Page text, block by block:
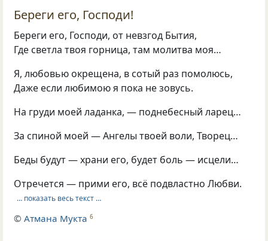
Береги его, Господи!
Береги его, Господи, от невзгод Бытия,
Где светла твоя горница, там молитва моя…
Я, любовью окрещена, в сотый раз помолюсь,
Даже если любимою я пока не зовусь.
На груди моей ладанка, — поднебесный ларец…
За спиной моей — Ангелы твоей воли, Творец…
Беды будут — храни его, будет боль — исцели…
Отречется — прими его, всё подвластно Любви.
… показать весь текст …
©Атмана Мукта 6